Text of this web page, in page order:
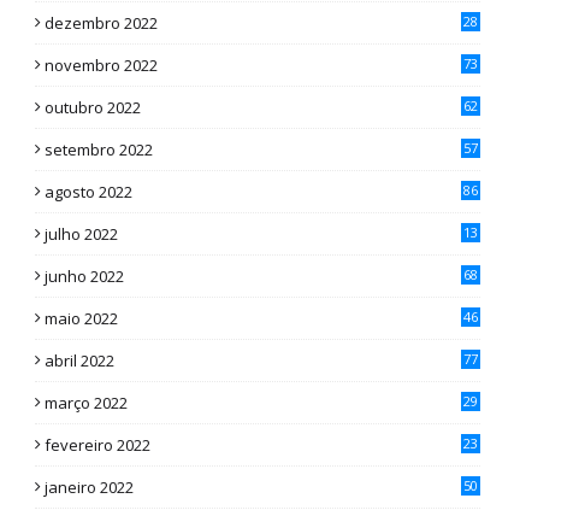
dezembro 2022 28
novembro 2022 73
outubro 2022 62
setembro 2022 57
agosto 2022 86
julho 2022
13
junho 2022 68
maio 2022 46
abril 2022 77
março 2022 29
fevereiro 2022 23
janeiro 2022 50